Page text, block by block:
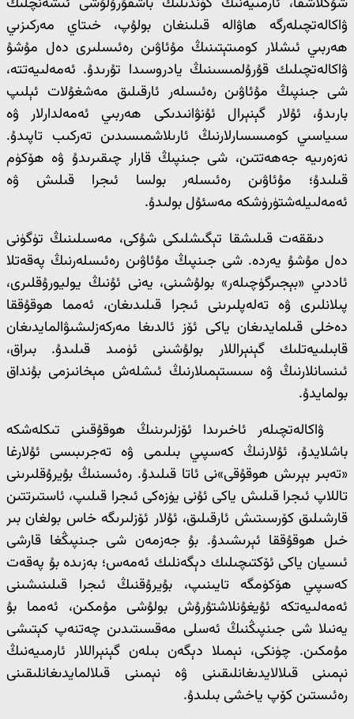
ۋاكالەتچىلەرگە ھاۋالە قىلىنغان بولۇپ، خىتاي مەركىزىي
ھەربىي ئىشلار كومىتېتىنىڭ مۇئاۋىن رەئىسلىرى دەل مۇشۇ
ۋاكالەتچىلىك قۇرۇلمىسىنىڭ يادروسىدا تۇرىدۇ. ئەمەلىيەتتە،
شى جىنپىڭ مۇئاۋىن رەئىسلەر ئارقىلىق مەشغۇلات ئېلىپ
بارىدۇ، ئۇلار گېنېرال ئۇنۋانىدىكى ھەربىي ئەمەلدارلار ۋە
سىياسىي كومىسسارلارنىڭ ئارىلاشمىسىدىن تەركىب تاپىدۇ.
نەزەرىيە جەھەتتىن، شى جىنپىڭ قارار چىقىرىدۇ ۋە ھۆكۈم
قىلىدۇ؛ مۇئاۋىن رەئىسلەر بولسا ئىجرا قىلىش ۋە
ئەمەلىيلەشتۈرۈشكە مەسئۇل بولىدۇ.
دىققەت قىلىشقا تېگىشلىكى شۇكى، مەسىلىنىڭ تۈگۈنى
دەل مۇشۇ يەردە. شى جىنپىڭ مۇئاۋىن رەئىسلەرنىڭ پەقەتلا
ئاددىي «بېجىرگۈچىلەر» بولۇشىنى، يەنى ئۇنىڭ يوليورۇقلىرى،
پىلانلىرى ۋە تەلەپلىرىنى ئىجرا قىلىدىغان، ئەمما ھوقۇققا
دەخلى قىلمايدىغان ياكى ئۆز ئالدىغا مەركەزلىشىۋالمايدىغان
قابىلىيەتلىك گېنېراللار بولۇشىنى ئۈمىد قىلىدۇ. بىراق،
ئىنسانلارنىڭ ۋە سىستېمىلارنىڭ ئىشلەش مېخانىزمى بۇنداق
بولمايدۇ.
ۋاكالەتچىلەر ئاخىرىدا ئۆزلىرىنىڭ ھوقۇقىنى تىكلەشكە
باشلايدۇ، ئۇلارنىڭ كەسپىي بىلىمى ۋە تەجرىبىسى ئۇلارغا
«تەبىر بېرىش ھوقۇقى»نى ئاتا قىلىدۇ. رەئىسنىڭ بۇيرۇقلىرىنى
تاللاپ ئىجرا قىلىش ياكى ئۇنى يۈزەكى ئىجرا قىلىپ، ئاستىرتتىن
قارشىلىق كۆرسىتىش ئارقىلىق، ئۇلار ئۆزلىرىگە خاس بولغان بىر
خىل ھوقۇققا ئېرىشىدۇ. بۇ جەزمەن شى جىنپىڭغا قارشى
ئىسيان ياكى ئۆكتىچىلىك دېگەنلىك ئەمەس؛ بەزىدە بۇ پەقەت
كەسپىي ھۆكۈمگە تايىنىپ، بۇيرۇقنىڭ ئىجرا قىلىنىشىنى
ئەمەلىيەتكە ئۇيغۇنلاشتۇرۇش بولۇشى مۇمكىن، ئەمما بۇ
يەنىلا شى جىنپىڭنىڭ ئەسلى مەقسىتىدىن چەتنەپ كېتىشى
مۇمكىن. چۈنكى، نېمىلا دېگەن بىلەن گېنېراللار ئارمىيەنىڭ
نېمىنى قىلالايدىغانلىقىنى ۋە نېمىنى قىلالمايدىغانلىقىنى
رەئىستىن كۆپ ياخشى بىلىدۇ.